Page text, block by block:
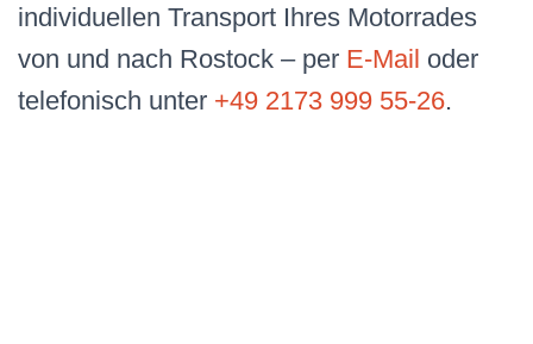
individuellen Transport Ihres Motorrades
von und nach Rostock – per E-Mail oder
telefonisch unter +49 2173 999 55-26.